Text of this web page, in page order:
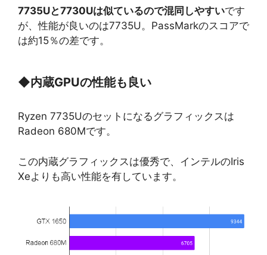
7735Uと7730Uは似ているので混同しやすいです
が、性能が良いのは7735U。PassMarkのスコアで
は約15％の差です。
◆内蔵GPUの性能も良い
Ryzen 7735Uのセットになるグラフィックスは
Radeon 680Mです。
この内蔵グラフィックスは優秀で、インテルのIris
Xeよりも高い性能を有しています。